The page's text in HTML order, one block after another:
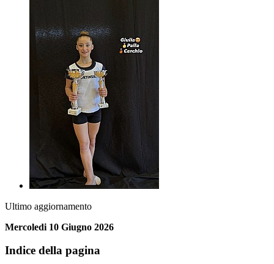
Ultimo aggiornamento
Mercoledi 10 Giugno 2026
Indice della pagina